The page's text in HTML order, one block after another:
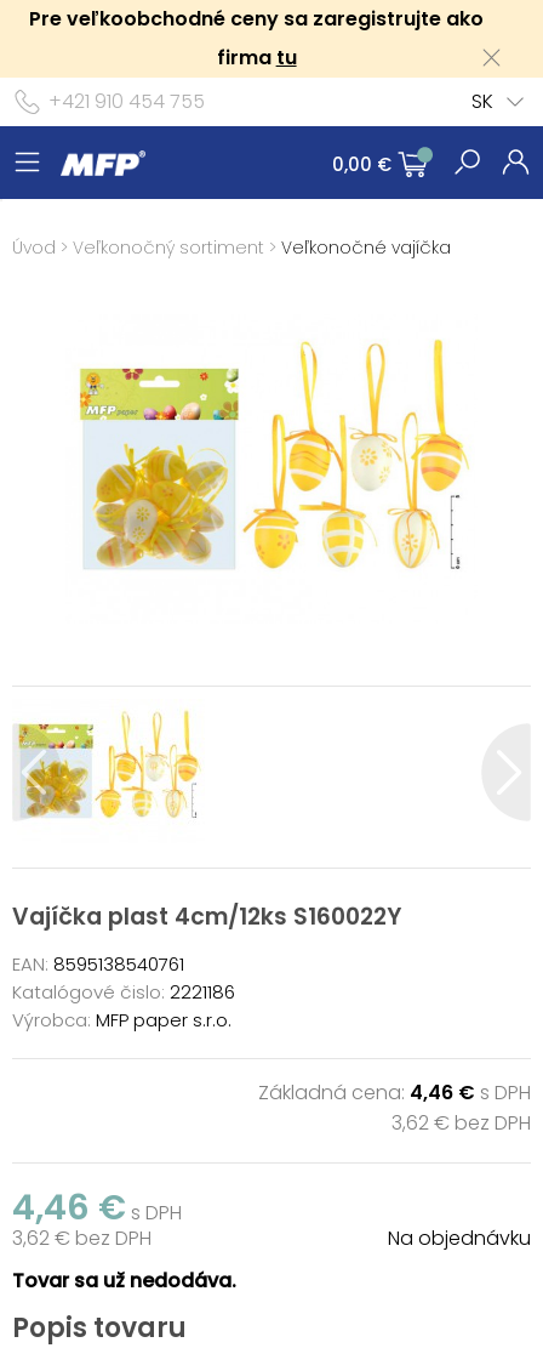
Pre veľkoobchodné ceny sa zaregistrujte ako
firma tu
+421 910 454 755
SK
0,00 €
Úvod > Veľkonočný sortiment > Veľkonočné vajíčka
Vajíčka plast 4cm/12ks S160022Y
EAN: 8595138540761
Katalógové čislo: 2221186
Výrobca: MFP paper s.r.o.
Základná cena: 4,46 € s DPH
3,62 € bez DPH
4,46 € s DPH
3,62 € bez DPH
Na objednávku
Tovar sa už nedodáva.
Popis tovaru